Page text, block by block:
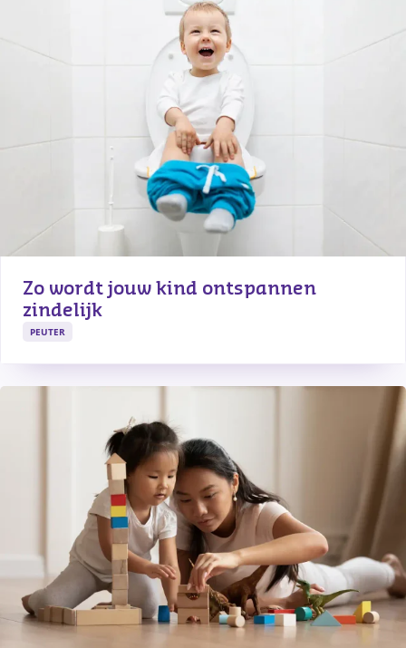
Zo wordt jouw kind ontspannen
zindelijk
PEUTER